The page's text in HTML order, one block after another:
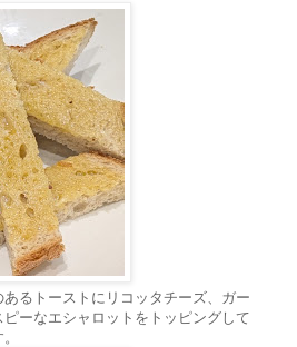
るトーストにリコッタチーズ、ガー
ーなエシャロットをトッピングして